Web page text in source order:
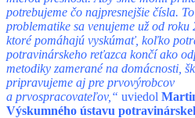
potrebujeme čo najpresnejšie čísla.
problematike sa venujeme už od roku
ktoré pomáhajú vyskúmať, koľko
potravinárskeho reťazca končí ako
metodiky zamerané na domácnosti,
pripravujeme aj pre prvovýrobcov
a prvospracovateľov,“ uviedol
Výskumného ústavu